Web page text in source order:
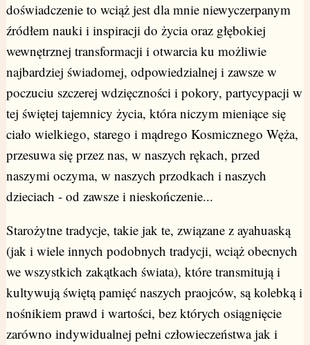
doświadczenie to wciąż jest dla mnie niewyczerpanym
źródłem nauki i inspiracji do życia oraz głębokiej
wewnętrznej transformacji i otwarcia ku możliwie
najbardziej świadomej, odpowiedzialnej i zawsze w
poczuciu szczerej wdzięczności i pokory, partycypacji w
tej świętej tajemnicy życia, która niczym mieniące się
ciało wielkiego, starego i mądrego Kosmicznego Węża,
przesuwa się przez nas, w naszych rękach, przed
naszymi oczyma, w naszych przodkach i naszych
dzieciach - od zawsze i nieskończenie...
Starożytne tradycje, takie jak te, związane z ayahuaską
(jak i wiele innych podobnych tradycji, wciąż obecnych
we wszystkich zakątkach świata), które transmitują i
kultywują świętą pamięć naszych praojców, są kolebką i
nośnikiem prawd i wartości, bez których osiągnięcie
zarówno indywidualnej pełni człowieczeństwa jak i